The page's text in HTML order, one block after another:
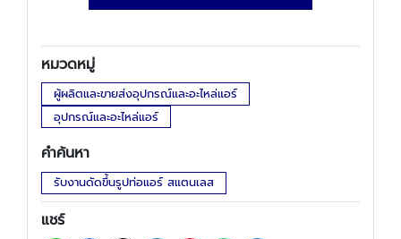
หมวดหมู่
ผู้ผลิตและขายส่งอุปกรณ์และอะไหล่แอร์
อุปกรณ์และอะไหล่แอร์
คำค้นหา
รับงานดัดขึ้นรูปท่อแอร์ สแตนเลส
แชร์